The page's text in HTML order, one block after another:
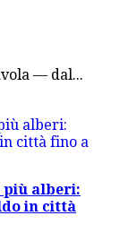
— dal...
più alberi:
in città